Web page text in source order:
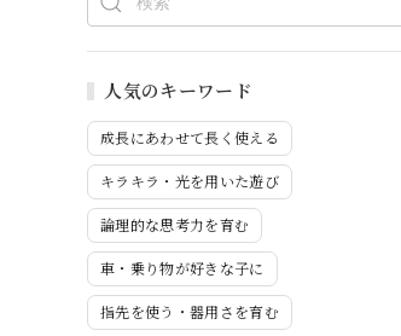
人気のキーワード
成長にあわせて長く使える
キラキラ・光を用いた遊び
論理的な思考力を育む
車・乗り物が好きな子に
指先を使う・器用さを育む